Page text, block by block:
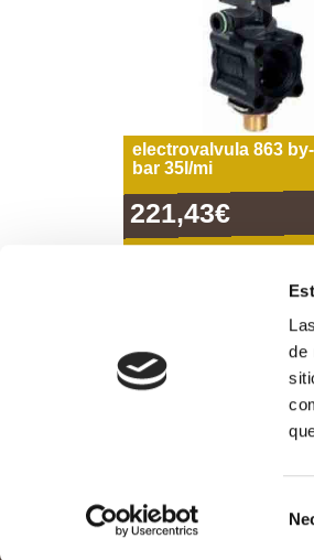
de
de
electrovalvula 863
bar 35l/mi
221,43€
Formas de pago
974 311